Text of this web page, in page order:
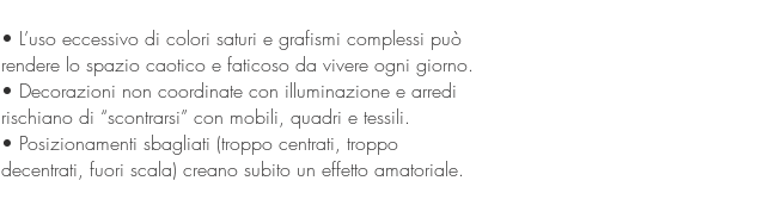
• L’uso eccessivo di colori saturi e grafismi complessi può
rendere lo spazio caotico e faticoso da vivere ogni giorno.
• Decorazioni non coordinate con illuminazione e arredi
rischiano di “scontrarsi” con mobili, quadri e tessili.
• Posizionamenti sbagliati (troppo centrati, troppo
decentrati, fuori scala) creano subito un effetto amatoriale.